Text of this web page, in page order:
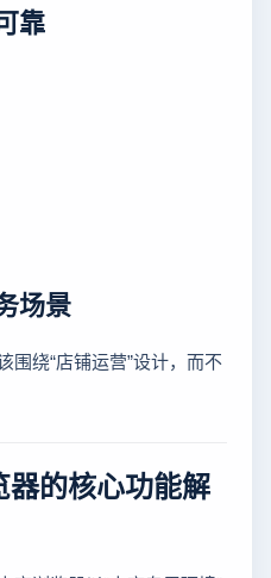
靠
场景
围绕“店铺运营”设计，而不
的核心功能解